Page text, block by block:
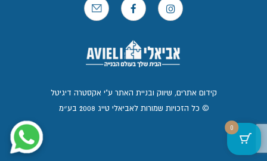
© כל הזכויות שמורות לאביאלי טייג 2008 בע״מ
קידום אתרים, שיווק ובניית האתר ע"י אקסטרה דיגיטל
0